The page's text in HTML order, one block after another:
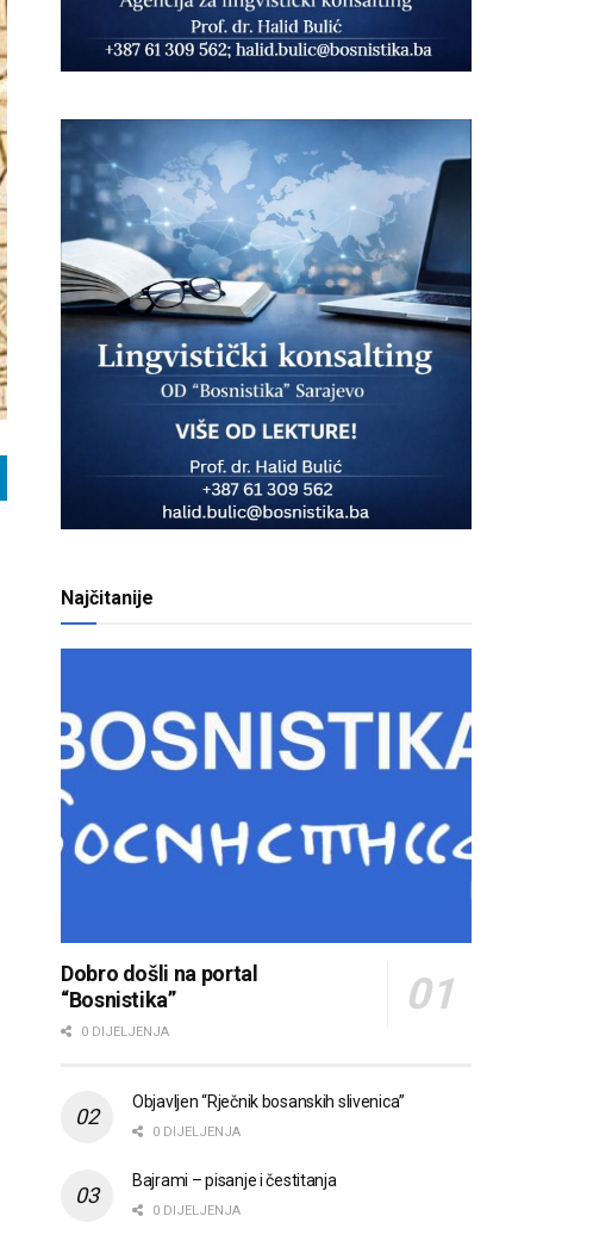
Najčitanije
Dobro došli na portal
“Bosnistika”
0 DIJELJENJA
Objavljen “Rječnik bosanskih slivenica”
0 DIJELJENJA
Bajrami – pisanje i čestitanja
0 DIJELJENJA